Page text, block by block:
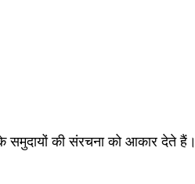
के समुदायों की संरचना को आकार देते